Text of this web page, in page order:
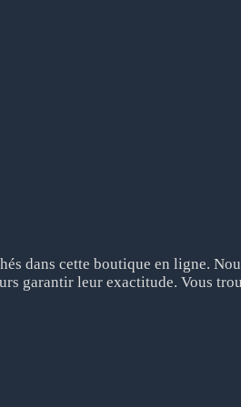
dans cette boutique en ligne.
garantir leur exactitude. Vous